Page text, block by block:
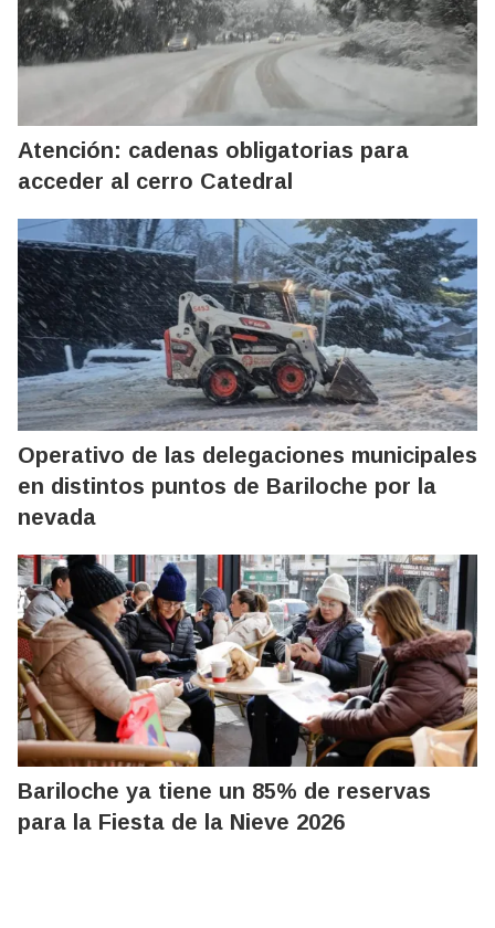
Atención: cadenas obligatorias para
acceder al cerro Catedral
Operativo de las delegaciones municipales
en distintos puntos de Bariloche por la
nevada
Bariloche ya tiene un 85% de reservas
para la Fiesta de la Nieve 2026